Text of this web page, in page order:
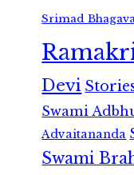
Srimad
Devi
Swami
Advaitananda
Swami